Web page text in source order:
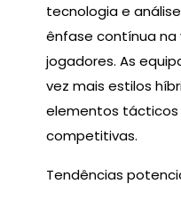
tecnologia e
ênfase contínua na
jogadores. As
vez mais estilos
elementos
competitivas.
Tendências